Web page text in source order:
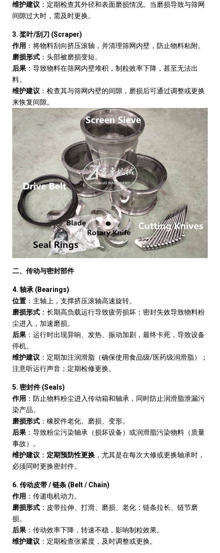
维护建议 ：定期检查其外径和表面磨损情况。当磨损导致与筛网
间隙过大时，需及时更换。
3. 桨叶/刮刀 (Scraper)
作用 ：将物料刮向挤压滚轴，并清理筛网内壁，防止物料粘附。
磨损形式 ：头部被磨损变短。
后果 ：导致物料在筛网内壁堆积，制粒效率下降，甚至无法出
料。
维护建议 ：检查其与筛网内壁的间隙，磨损后可通过调整或更换
来恢复间隙。
二、传动与密封部件
4. 轴承 (Bearings)
位置 ：主轴上，支撑挤压滚轴高速旋转。
磨损形式 ：长期高负载运行导致疲劳损坏；密封失效导致物料粉
尘进入，加速磨损。
后果 ：运行时出现异响、发热、振动加剧，最终卡死，导致设备
停机。
维护建议 ：定期加注润滑脂（确保使用食品级/ 医药级润滑脂）；
注意听运行声音；定期检修更换。
5. 密封件(Seals)
作用 ：防止物料粉尘进入传动箱和轴承，同时防止润滑脂泄漏污
染产品。
磨损形式 ：橡胶件老化、磨损、变形。
后果 ：导致粉尘污染轴承（损坏设备）或润滑脂污染物料（质量
事故）。
维护建议 ： 定期预防性更换 ，尤其是在每次大修或更换轴承时，
必须同时更换密封件。
6. 传动皮带 / 链条 (Belt / Chain)
作用 ：传递电机动力。
磨损形式 ：皮带拉伸、打滑、磨损、老化；链条拉长、链节磨
损。
后果 ：传动效率下降，转速不稳，影响制粒效果。
维护建议 ：定期检查张紧度，及时调整或更换。